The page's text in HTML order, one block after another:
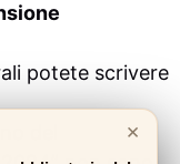
potete scrivere
del
×